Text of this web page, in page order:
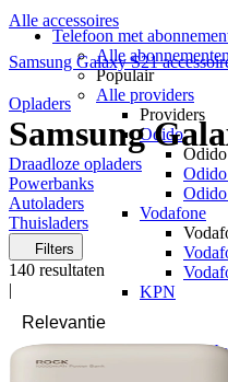
Telefoon met
Alle
Populair
Alle providers
Providers
Odido
Odido
Vodafone
KPN
KPN
Alle accessoires
Samsung Galaxy S21
Opladers
Samsung
Draadloze opladers
Powerbanks
Autoladers
Thuisladers
Filters
140 resultaten
|